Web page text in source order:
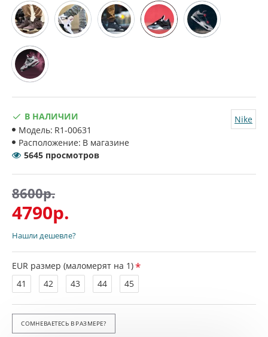
4790р.
8600р.
В НАЛИЧИИ
Модель: R1-00631
Расположение: В магазине
Nike
5645 просмотров
EUR размер (маломерят на 1)
41
42 43 44 45
Нашли дешевле?
СОМНЕВАЕТЕСЬ В РАЗМЕРЕ?